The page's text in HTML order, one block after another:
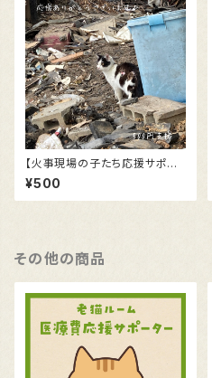
【火事現場の子たち応援サポー
ター】活動報告のおハガキ
¥500
その他の商品